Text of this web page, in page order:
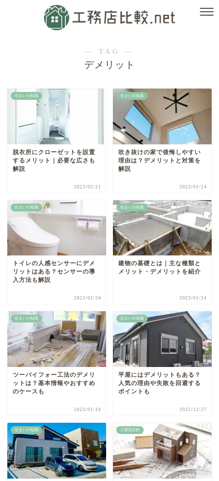
― TAG ―
デメリット
住まいの知識
脱衣所にクローゼットを設置
するメリット｜必要な広さも
解説
2023/02/21
住まいの知識
吹き抜けの家で後悔しやすい
理由は？デメリットと対策を
解説
2023/01/24
住まいの知識
トイレの人感センサーにデメ
リットはある？センサーの導
入方法も解説
2023/01/24
住まいの知識
建物の基礎とは｜主な種類と
メリット・デメリットを紹介
2023/01/24
住まいの知識
ツーバイフォー工法のデメリ
ットは？基本情報やおすすめ
のケースも
2023/01/10
住まいの知識
平屋にはデメリットもある？
人気の理由や失敗を回避する
ポイントも
2022/12/27
住まいの知識 工務店比較